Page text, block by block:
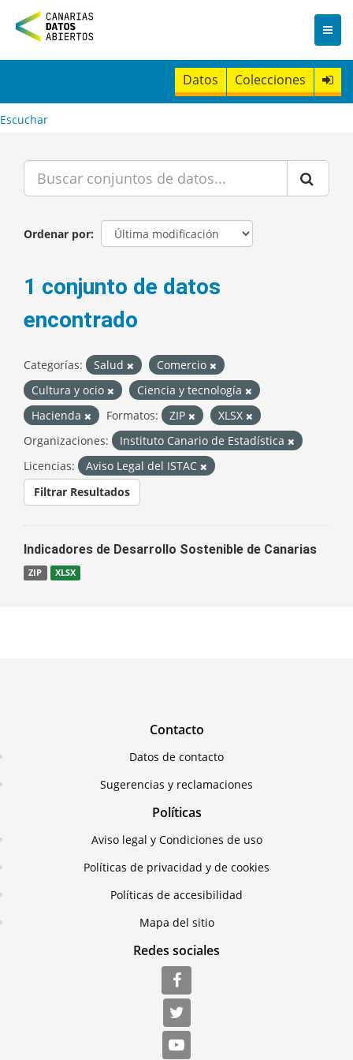
n
t
Datos Colecciones
Escuchar
Ordenar por
1 conjunto de datos
encontrado
Categorías: Salud
Comercio
Cultura y ocio
Ciencia y tecnología
Hacienda
Formatos: ZIP
XLSX
Organizaciones:
Instituto Canario de Estadística
Licencias:
Aviso Legal del ISTAC
Filtrar Resultados
Indicadores de Desarrollo Sostenible de Canarias
ZIP XLSX
Contacto
Datos de contacto
Sugerencias y reclamaciones
Políticas
Aviso legal y Condiciones de uso
Políticas de privacidad y de cookies
Políticas de accesibilidad
Mapa del sitio
Redes sociales